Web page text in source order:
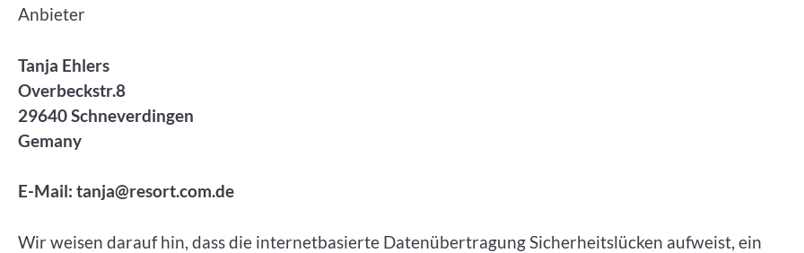
Anbieter
Tanja Ehlers
Overbeckstr.8
29640 Schneverdingen
Gemany
E-Mail: tanja@resort.com.de
Wir weisen darauf hin, dass die internetbasierte Datenübertragung Sicherheitslücken aufweist, ein